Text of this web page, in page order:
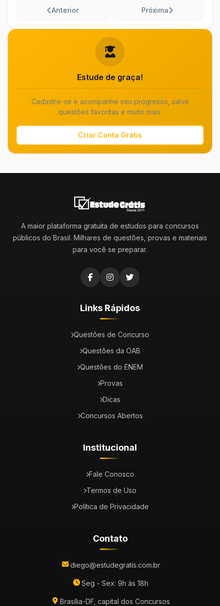
Anterior Próxima
Estude de graça!
Cadastre-se e acompanhe seu progresso, salve
questões favoritas e muito mais.
Criar Conta Grátis
A maior plataforma gratuita de estudos para concursos
públicos do Brasil. Milhares de questões, provas e materiais
para você se preparar.
Links Rápidos
Questões de Concurso
Questões da OAB
Questões do ENEM
Provas
Dicas
Concursos Abertos
Institucional
Fale Conosco
Termos de Uso
Política de Privacidade
Contato
diego@estudegratis.com.br
Seg - Sex: 9h às 18h
Brasília-DF, capital dos Concursos